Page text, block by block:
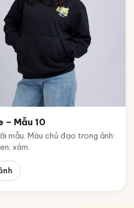
– Mẫu 10
mẫu. Màu chủ đạo trong ảnh:
xám.